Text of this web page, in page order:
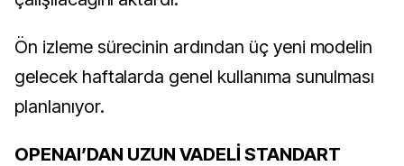
Ön izleme sürecinin ardından üç yeni modelin
gelecek haftalarda genel kullanıma sunulması
planlanıyor.
OPENAI’DAN UZUN VADELİ STANDART